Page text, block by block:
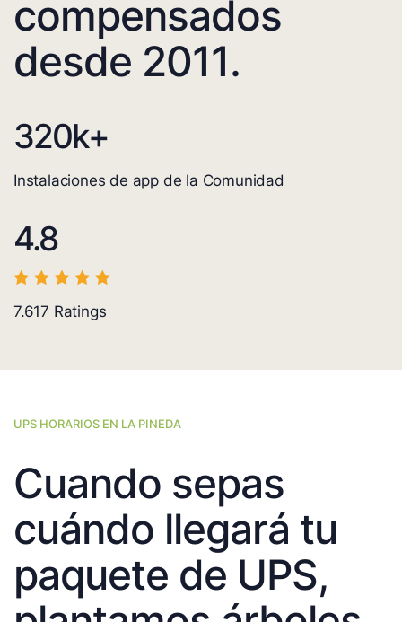
compensados
desde 2011.
320k+
Instalaciones de app de la Comunidad
4.8
7.617 Ratings
UPS HORARIOS EN LA PINEDA
Cuando sepas
cuándo llegará tu
paquete de UPS,